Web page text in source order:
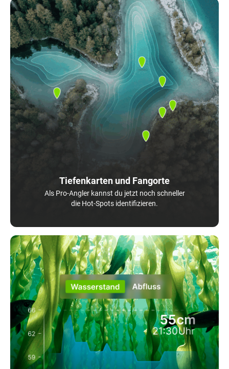
Tiefenkarten und Fangorte
Als Pro-Angler kannst du jetzt noch schneller
die Hot-Spots identifizieren.